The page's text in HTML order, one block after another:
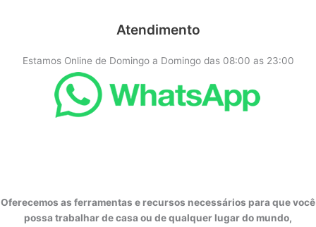
Atendimento
Estamos Online de Domingo a Domingo das 08:00 as 23:00
Oferecemos as ferramentas e recursos necessários para que você
possa trabalhar de casa ou de qualquer lugar do mundo,